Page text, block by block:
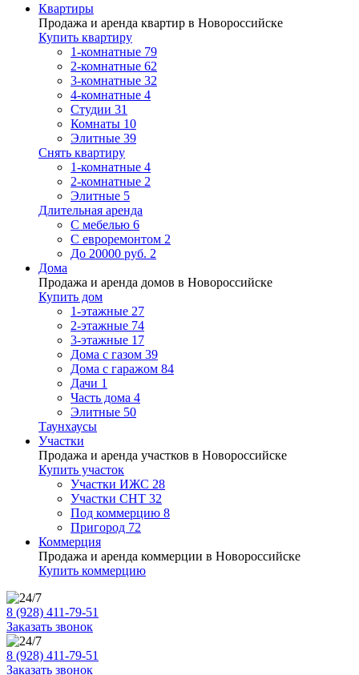
Квартиры
Продажа и аренда квартир в Новороссийске
Купить квартиру
1-комнатные 79
2-комнатные 62
3-комнатные 32
4-комнатные 4
Студии 31
Комнаты 10
Элитные 39
Снять квартиру
1-комнатные 4
2-комнатные 2
Элитные 5
Длительная аренда
С мебелью 6
С евроремонтом 2
До 20000 руб. 2
Дома
Продажа и аренда домов в Новороссийске
Купить дом
1-этажные 27
2-этажные 74
3-этажные 17
Дома с газом 39
Дома с гаражом 84
Дачи 1
Часть дома 4
Элитные 50
Таунхаусы
Участки
Продажа и аренда участков в Новороссийске
Купить участок
Участки ИЖС 28
Участки СНТ 32
Под коммерцию 8
Пригород 72
Коммерция
Продажа и аренда коммерции в Новороссийске
Купить коммерцию
8 (928) 411-79-51
Заказать звонок
8 (928) 411-79-51
Заказать звонок